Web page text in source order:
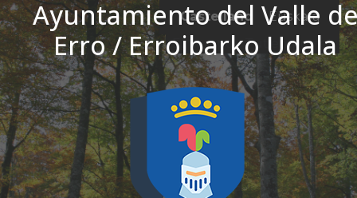
Ayuntamiento del Valle
Erro / Erroibarko Udala
Ir al contenido
Castellano
Euskara
El tiempo - Tutiempo.net